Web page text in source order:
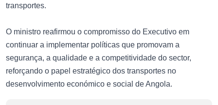
transportes.
O ministro reafirmou o compromisso do Executivo em
continuar a implementar políticas que promovam a
segurança, a qualidade e a competitividade do sector,
reforçando o papel estratégico dos transportes no
desenvolvimento económico e social de Angola.